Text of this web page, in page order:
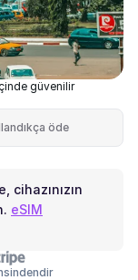
güvenilir
öde
cihazınızın
eSIM